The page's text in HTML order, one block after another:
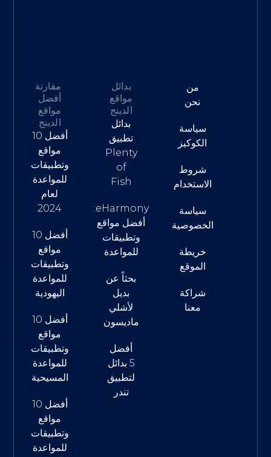
من
نحن
سياسة
الكوكيز
شروط
الاستخدام
سياسة
الخصوصية
خريطة
الموقع
شراكة
معنا
بدائل
مواقع
الدينج
بدائل
تطبيق
Plenty
of
Fish
eHarmony:
أفضل مواقع
وتطبيقات
للمواعدة
بحثاً عن
بديل
لأشلي
ماديسون
أفضل
5 بدائل
لتطبيق
تندر
مقارنة
أفضل
مواقع
الدينج
أفضل 10
مواقع
وتطبيقات
للمواعدة
لعام
2024
أفضل 10
مواقع
وتطبيقات
للمواعدة
اليهودية
أفضل 10
مواقع
وتطبيقات
للمواعدة
المسيحية
أفضل 10
مواقع
وتطبيقات
للمواعدة